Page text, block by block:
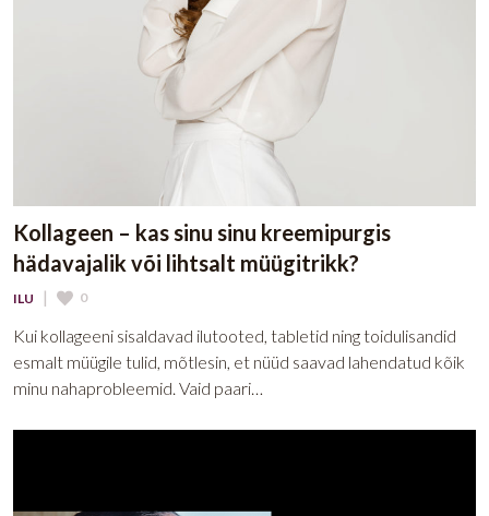
Kollageen – kas sinu sinu kreemipurgis
hädavajalik või lihtsalt müügitrikk?
ILU | 0
Kui kollageeni sisaldavad ilutooted, tabletid ning toidulisandid
esmalt müügile tulid, mõtlesin, et nüüd saavad lahendatud kõik
minu nahaprobleemid. Vaid paari…